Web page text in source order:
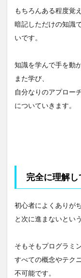
もちろんある程度覚
暗記しただけの知識
いです。
知識を学んで手を動
また学び、
自分なりのアプロー
についていきます。
完全に理解
初心者によくありが
と次に進まないとい
そもそもプログラミ
すべての概念やテク
不可能です。